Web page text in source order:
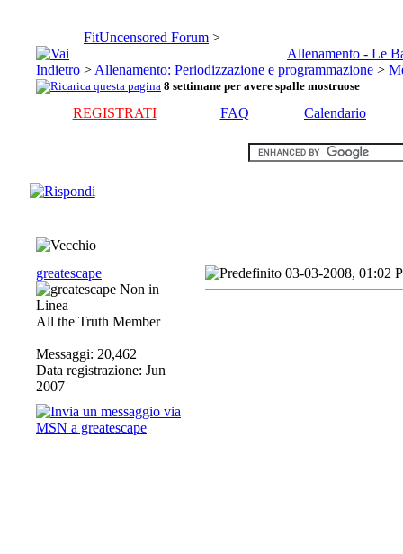
FitUncensored Forum >
Allenamento - Le
> Allenamento: Periodizzazione e programmazione >
8 settimane per avere spalle mostruose
REGISTRATI FAQ Calendario
greatescape
All the Truth Member
Messaggi: 20,462
Data registrazione: Jun
2007
03-03-2008, 01:02